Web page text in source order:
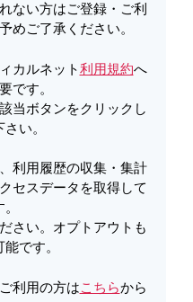
の取り違え注意
ない方はご登録・ご利
めご了承ください。
カルネット利用規約へ
です。
当ボタンをクリックし
い。
利用履歴の収集・集計
セスデータを取得して
さい。オプトアウトも
です。
利用の方はこちらから